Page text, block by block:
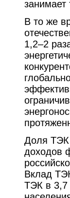
занимает
В то же
1,2–2
Доля ТЭК
доходов
Вклад
ТЭК в 3,7